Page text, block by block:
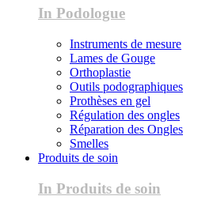
In Podologue
Instruments de mesure
Lames de Gouge
Orthoplastie
Outils podographiques
Prothèses en gel
Régulation des ongles
Réparation des Ongles
Smelles
Produits de soin
In Produits de soin